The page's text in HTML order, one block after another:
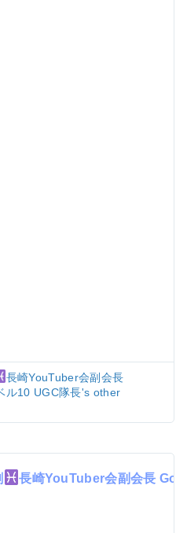
長崎YouTuber会副会長
ル10 UGC隊長's other
長崎YouTuber会副会長